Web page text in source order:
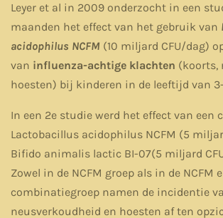
Leyer et al in 2009 onderzocht in een
maanden het effect van het gebruik van
acidophilus NCFM (10 miljard CFU/dag)
van influenza-achtige klachten (koorts,
hoesten) bij kinderen in de leeftijd van
In een 2e studie werd het effect van een
Lactobacillus acidophilus NCFM (5
Bifido animalis lactic BI-07(5 miljard
Zowel in de NCFM groep als in de NCFM
combinatiegroep namen de incidentie
neusverkoudheid en hoesten af ten